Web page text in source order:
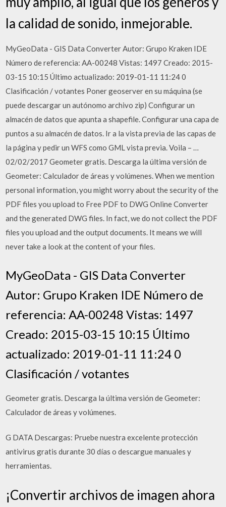
la calidad de sonido, inmejorable.
MyGeoData - GIS Data Converter Autor: Grupo Kraken IDE
Número de referencia: AA-00248 Vistas: 1497 Creado: 2015-
03-15 10:15 Último actualizado: 2019-01-11 11:24 0
Clasificación / votantes Poner geoserver en su máquina (se
puede descargar un autónomo archivo zip) Configurar un
almacén de datos que apunta a shapefile. Configurar una capa de
puntos a su almacén de datos. Ir a la vista previa de las capas de
la página y pedir un WFS como GML vista previa. Voila – …
02/02/2017 Geometer gratis. Descarga la última versión de
Geometer: Calculador de áreas y volúmenes. When we mention
personal information, you might worry about the security of the
PDF files you upload to Free PDF to DWG Online Converter
and the generated DWG files. In fact, we do not collect the PDF
files you upload and the output documents. It means we will
never take a look at the content of your files.
MyGeoData - GIS Data Converter
Autor: Grupo Kraken IDE Número de
referencia: AA-00248 Vistas: 1497
Creado: 2015-03-15 10:15 Último
actualizado: 2019-01-11 11:24 0
Clasificación / votantes
Geometer gratis. Descarga la última versión de Geometer:
Calculador de áreas y volúmenes.
G DATA Descargas: Pruebe nuestra excelente protección
antivirus gratis durante 30 días o descargue manuales y
herramientas.
¡Convertir archivos de imagen ahora